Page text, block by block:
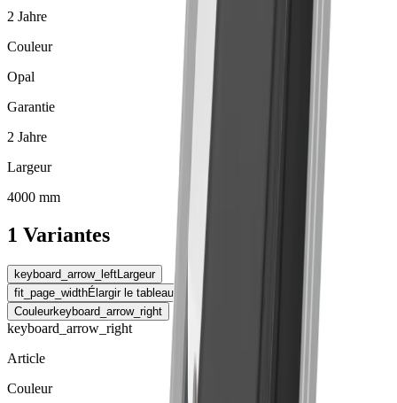
2 Jahre
Couleur
Opal
Garantie
2 Jahre
Largeur
4000 mm
1 Variantes
keyboard_arrow_leftLargeur
fit_page_widthÉlargir le tableau
Couleurkeyboard_arrow_right
keyboard_arrow_right
Article
Couleur